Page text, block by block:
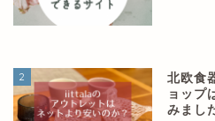
2
北欧食
ョップ
みまし